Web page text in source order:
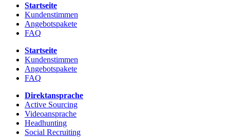
Startseite
Kundenstimmen
Angebotspakete
FAQ
Startseite
Kundenstimmen
Angebotspakete
FAQ
Direktansprache
Active Sourcing
Videoansprache
Headhunting
Social Recruiting